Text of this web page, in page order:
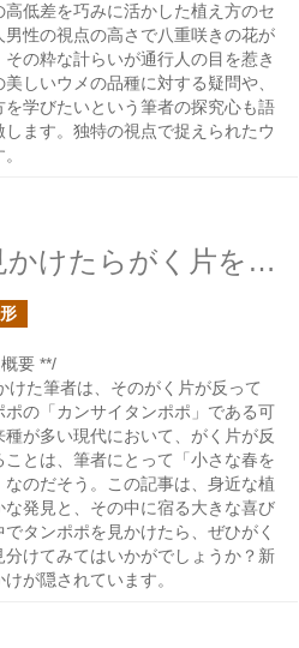
低差を巧みに活かした植え方のセ
性の視点の高さで八重咲きの花が
の粋な計らいが通行人の目を惹き
しいウメの品種に対する疑問や、
学びたいという筆者の探究心も語
ます。独特の視点で捉えられたウ
タンポポの花を見かけたらがく片を見たくなる
要 **/
けた筆者は、そのがく片が反って
の「カンサイタンポポ」である可
が多い現代において、がく片が反
とは、筆者にとって「小さな春を
のだそう。この記事は、身近な植
発見と、その中に宿る大きな喜び
タンポポを見かけたら、ぜひがく
けてみてはいかがでしょうか？新
が隠されています。